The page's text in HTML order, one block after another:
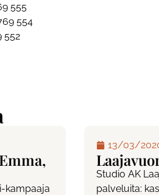
555
554
552
kampaaja
13/03/
Studio AK
palveluita: